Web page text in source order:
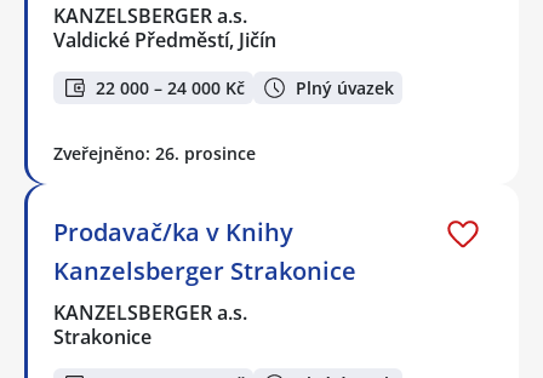
KANZELSBERGER a.s.
Valdické Předměstí, Jičín
22 000 – 24 000 Kč Plný úvazek
Zveřejněno: 26. prosince
Prodavač/ka v Knihy
Kanzelsberger Strakonice
KANZELSBERGER a.s.
Strakonice